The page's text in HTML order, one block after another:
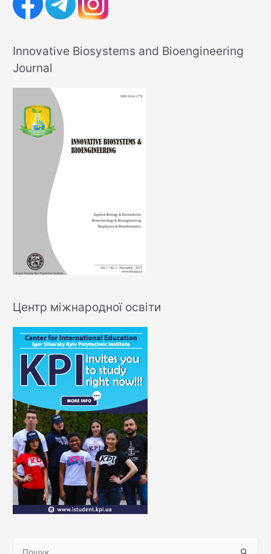
Innovative Biosystems and Bioengineering
Journal
Центр міжнародної освіти